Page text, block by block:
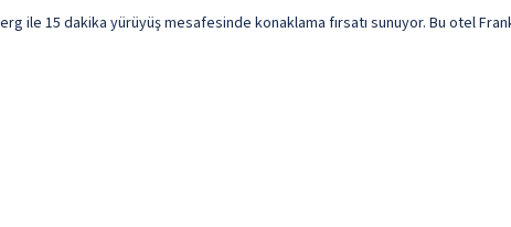
ile 15 dakika yürüyüş mesafesinde konaklama fırsatı sunuyor. Bu otel